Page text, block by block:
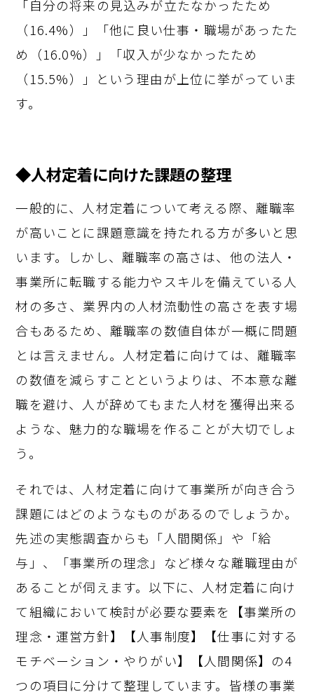
「自分の将来の見込みが立たなかったため
（16.4%）」「他に良い仕事・職場があったた
め（16.0%）」「収入が少なかったため
（15.5%）」という理由が上位に挙がっていま
す。
◆人材定着に向けた課題の整理
一般的に、人材定着について考える際、離職率
が高いことに課題意識を持たれる方が多いと思
います。しかし、離職率の高さは、他の法人・
事業所に転職する能力やスキルを備えている人
材の多さ、業界内の人材流動性の高さを表す場
合もあるため、離職率の数値自体が一概に問題
とは言えません。人材定着に向けては、離職率
の数値を減らすことというよりは、不本意な離
職を避け、人が辞めてもまた人材を獲得出来る
ような、魅力的な職場を作ることが大切でしょ
う。
それでは、人材定着に向けて事業所が向き合う
課題にはどのようなものがあるのでしょうか。
先述の実態調査からも「人間関係」や「給
与」、「事業所の理念」など様々な離職理由が
あることが伺えます。以下に、人材定着に向け
て組織において検討が必要な要素を【事業所の
理念・運営方針】【人事制度】【仕事に対する
モチベーション・やりがい】【人間関係】の4
つの項目に分けて整理しています。皆様の事業